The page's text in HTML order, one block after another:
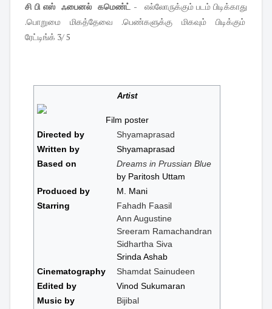
சி பி எஸ் ஃபைனல் கமெண்ட் - எல்லோருக்கும் படம் பிடிக்காது
.பொறுமை மிகத்தேவை .பெண்களுக்கு மிகவும் பிடிக்கும்
ரேட்டிங்க் 3/ 5
Artist
Film poster
Directed by
Shyamaprasad
Written by
Shyamaprasad
Based on
Dreams in Prussian Blue
by Paritosh Uttam
Produced by
M. Mani
Starring
Fahadh Faasil
Ann Augustine
Sreeram Ramachandran
Sidhartha Siva
Srinda Ashab
Cinematography
Shamdat Sainudeen
Edited by
Vinod Sukumaran
Music by
Bijibal